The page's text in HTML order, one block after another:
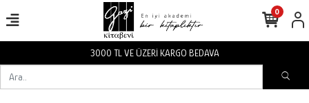
3000 TL VE ÜZERİ KARGO BEDAVA
0